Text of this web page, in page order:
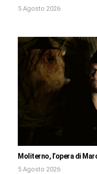
5 Agosto 2026
Moliterno, l’opera di
5 Agosto 2026